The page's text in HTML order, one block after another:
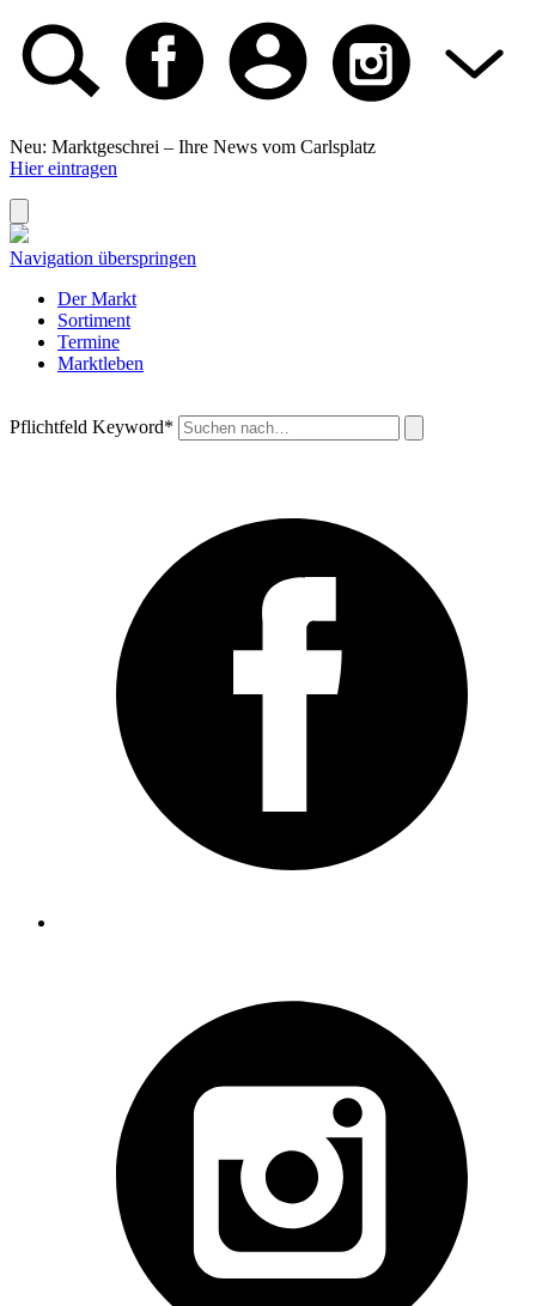
Neu: Marktgeschrei – Ihre News vom Carlsplatz
Hier eintragen
Navigation überspringen
Der Markt
Sortiment
Termine
Marktleben
Pflichtfeld Keyword*